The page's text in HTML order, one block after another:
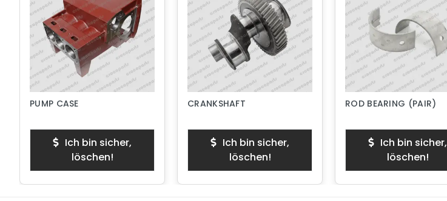
PUMP CASE
Ich bin sicher,
löschen!
CRANKSHAFT
Ich bin sicher,
löschen!
ROD BEARING (PAIR)
Ich bin sicher,
löschen!